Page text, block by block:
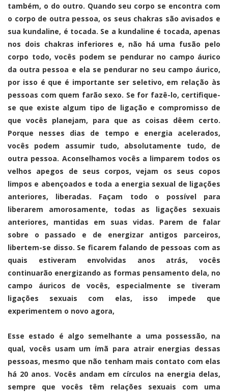
também, o do outro. Quando seu corpo se encontra com
o corpo de outra pessoa, os seus chakras são avisados e
sua kundaline, é tocada. Se a kundaline é tocada, apenas
nos dois chakras inferiores e, não há uma fusão pelo
corpo todo, vocês podem se pendurar no campo áurico
da outra pessoa e ela se pendurar no seu campo áurico,
por isso é que é importante ser seletivo, em relação às
pessoas com quem farão sexo. Se for fazê-lo, certifique-
se que existe algum tipo de ligação e compromisso de
que vocês planejam, para que as coisas dêem certo.
Porque nesses dias de tempo e energia acelerados,
vocês podem assumir tudo, absolutamente tudo, de
outra pessoa. Aconselhamos vocês a limparem todos os
velhos apegos de seus corpos, vejam os seus copos
limpos e abençoados e toda a energia sexual de ligações
anteriores, liberadas. Façam todo o possível para
liberarem amorosamente, todas as ligações sexuais
anteriores, mantidas em suas vidas. Parem de falar
sobre o passado e de energizar antigos parceiros,
libertem-se disso. Se ficarem falando de pessoas com as
quais estiveram envolvidas anos atrás, vocês
continuarão energizando as formas pensamento dela, no
campo áuricos de vocês, especialmente se tiveram
ligações sexuais com elas, isso impede que
experimentem o novo agora,
Esse estado é algo semelhante a uma possessão, na
qual, vocês usam um ímã para atrair energias dessas
pessoas, mesmo que não tenham mais contato com elas
há 20 anos. Vocês andam em círculos na energia delas,
sempre que vocês têm relações sexuais com uma